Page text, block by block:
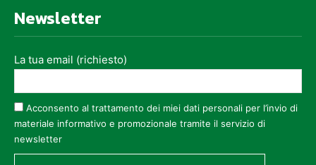
Newsletter
La tua email (richiesto)
Acconsento al trattamento dei miei dati personali per l’invio di
materiale informativo e promozionale tramite il servizio di
newsletter